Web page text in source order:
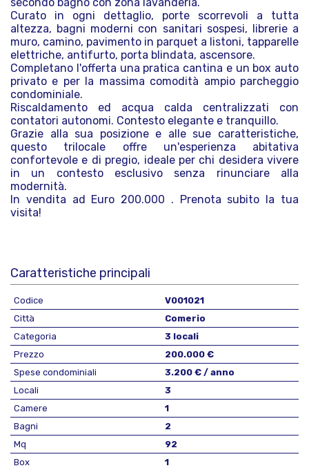
Curato in ogni dettaglio, porte scorrevoli a tutta
altezza, bagni moderni con sanitari sospesi, librerie a
muro, camino, pavimento in parquet a listoni, tapparelle
elettriche, antifurto, porta blindata, ascensore.
Completano l'offerta una pratica cantina e un box auto
privato e per la massima comodità ampio parcheggio
condominiale.
Riscaldamento ed acqua calda centralizzati con
contatori autonomi. Contesto elegante e tranquillo.
Grazie alla sua posizione e alle sue caratteristiche,
questo trilocale offre un'esperienza abitativa
confortevole e di pregio, ideale per chi desidera vivere
in un contesto esclusivo senza rinunciare alla
modernità.
In vendita ad Euro 200.000 . Prenota subito la tua
visita!
Caratteristiche principali
Codice
V001021
Città
Comerio
Categoria
3 locali
Prezzo
200.000 €
Spese condominiali
3.200 € / anno
Locali
3
Camere
1
Bagni
2
Mq
92
Box
1